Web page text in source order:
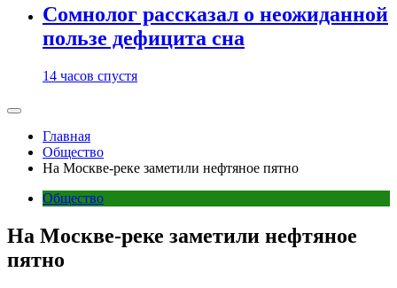
Сомнолог рассказал о неожиданной
пользе дефицита сна
14 часов спустя
Главная
Общество
На Москве-реке заметили нефтяное пятно
Общество
На Москве-реке заметили нефтяное
пятно